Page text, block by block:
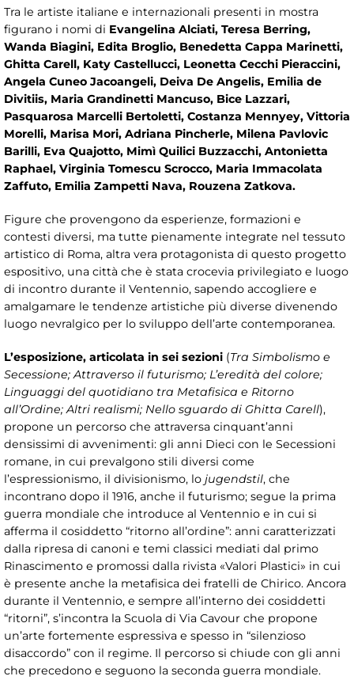
Tra le artiste italiane e internazionali presenti in mostra
figurano i nomi di Evangelina Alciati, Teresa Berring,
Wanda Biagini, Edita Broglio, Benedetta Cappa Marinetti,
Ghitta Carell, Katy Castellucci, Leonetta Cecchi Pieraccini,
Angela Cuneo Jacoangeli, Deiva De Angelis, Emilia de
Divitiis, Maria Grandinetti Mancuso, Bice Lazzari,
Pasquarosa Marcelli Bertoletti, Costanza Mennyey, Vittoria
Morelli, Marisa Mori, Adriana Pincherle, Milena Pavlovic
Barilli, Eva Quajotto, Mimì Quilici Buzzacchi, Antonietta
Raphael, Virginia Tomescu Scrocco, Maria Immacolata
Zaffuto, Emilia Zampetti Nava, Rouzena Zatkova.
Figure che provengono da esperienze, formazioni e
contesti diversi, ma tutte pienamente integrate nel tessuto
artistico di Roma, altra vera protagonista di questo progetto
espositivo, una città che è stata crocevia privilegiato e luogo
di incontro durante il Ventennio, sapendo accogliere e
amalgamare le tendenze artistiche più diverse divenendo
luogo nevralgico per lo sviluppo dell’arte contemporanea.
L’esposizione, articolata in sei sezioni (Tra Simbolismo e
Secessione; Attraverso il futurismo; L’eredità del colore;
Linguaggi del quotidiano tra Metafisica e Ritorno
all’Ordine; Altri realismi; Nello sguardo di Ghitta Carell),
propone un percorso che attraversa cinquant’anni
densissimi di avvenimenti: gli anni Dieci con le Secessioni
romane, in cui prevalgono stili diversi come
l’espressionismo, il divisionismo, lo jugendstil, che
incontrano dopo il 1916, anche il futurismo; segue la prima
guerra mondiale che introduce al Ventennio e in cui si
afferma il cosiddetto “ritorno all’ordine”: anni caratterizzati
dalla ripresa di canoni e temi classici mediati dal primo
Rinascimento e promossi dalla rivista «Valori Plastici» in cui
è presente anche la metafisica dei fratelli de Chirico. Ancora
durante il Ventennio, e sempre all’interno dei cosiddetti
“ritorni”, s’incontra la Scuola di Via Cavour che propone
un’arte fortemente espressiva e spesso in “silenzioso
disaccordo” con il regime. Il percorso si chiude con gli anni
che precedono e seguono la seconda guerra mondiale.